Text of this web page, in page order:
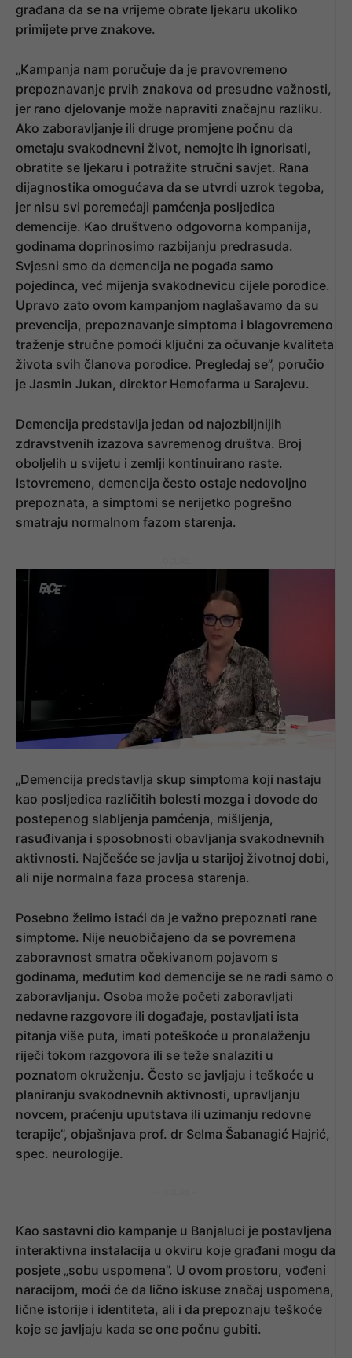
građana da se na vrijeme obrate ljekaru ukoliko
primijete prve znakove.
„Kampanja nam poručuje da je pravovremeno
prepoznavanje prvih znakova od presudne važnosti,
jer rano djelovanje može napraviti značajnu razliku.
Ako zaboravljanje ili druge promjene počnu da
ometaju svakodnevni život, nemojte ih ignorisati,
obratite se ljekaru i potražite stručni savjet. Rana
dijagnostika omogućava da se utvrdi uzrok tegoba,
jer nisu svi poremećaji pamćenja posljedica
demencije. Kao društveno odgovorna kompanija,
godinama doprinosimo razbijanju predrasuda.
Svjesni smo da demencija ne pogađa samo
pojedinca, već mijenja svakodnevicu cijele porodice.
Upravo zato ovom kampanjom naglašavamo da su
prevencija, prepoznavanje simptoma i blagovremeno
traženje stručne pomoći ključni za očuvanje kvaliteta
života svih članova porodice. Pregledaj se”, poručio
je Jasmin Jukan, direktor Hemofarma u Sarajevu.
Demencija predstavlja jedan od najozbiljnijih
zdravstvenih izazova savremenog društva. Broj
oboljelih u svijetu i zemlji kontinuirano raste.
Istovremeno, demencija često ostaje nedovoljno
prepoznata, a simptomi se nerijetko pogrešno
smatraju normalnom fazom starenja.
„Demencija predstavlja skup simptoma koji nastaju
kao posljedica različitih bolesti mozga i dovode do
postepenog slabljenja pamćenja, mišljenja,
rasuđivanja i sposobnosti obavljanja svakodnevnih
aktivnosti. Najčešće se javlja u starijoj životnoj dobi,
ali nije normalna faza procesa starenja.
Posebno želimo istaći da je važno prepoznati rane
simptome. Nije neuobičajeno da se povremena
zaboravnost smatra očekivanom pojavom s
godinama, međutim kod demencije se ne radi samo o
zaboravljanju. Osoba može početi zaboravljati
nedavne razgovore ili događaje, postavljati ista
pitanja više puta, imati poteškoće u pronalaženju
riječi tokom razgovora ili se teže snalaziti u
poznatom okruženju. Često se javljaju i teškoće u
planiranju svakodnevnih aktivnosti, upravljanju
novcem, praćenju uputstava ili uzimanju redovne
terapije”, objašnjava prof. dr Selma Šabanagić Hajrić,
spec. neurologije.
Kao sastavni dio kampanje u Banjaluci je postavljena
interaktivna instalacija u okviru koje građani mogu da
posjete „sobu uspomena”. U ovom prostoru, vođeni
naracijom, moći će da lično iskuse značaj uspomena,
lične istorije i identiteta, ali i da prepoznaju teškoće
koje se javljaju kada se one počnu gubiti.